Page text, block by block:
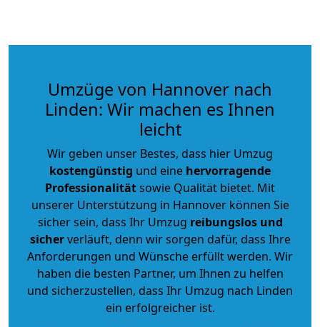
Umzüge von Hannover nach
Linden: Wir machen es Ihnen
leicht
Wir geben unser Bestes, dass hier Umzug
kostengünstig und eine hervorragende
Professionalitätsowie Qualität bietet. Mit
unserer Unterstützung in Hannover können Sie
sicher sein, dass Ihr Umzug reibungslos und
sicherverläuft, denn wir sorgen dafür, dass Ihre
Anforderungen und Wünsche erfüllt werden. Wir
haben die besten Partner, um Ihnen zu helfen
und sicherzustellen, dass Ihr Umzug nach Linden
ein erfolgreicher ist.